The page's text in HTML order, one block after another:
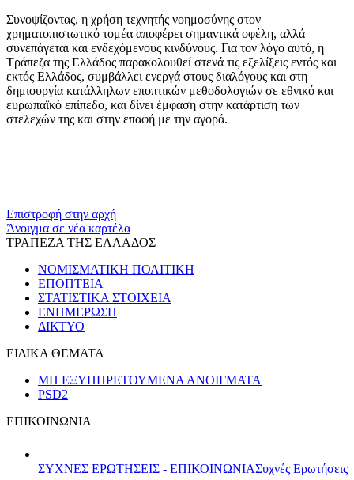
Συνοψίζοντας, η χρήση τεχνητής νοημοσύνης στον
χρηματοπιστωτικό τομέα αποφέρει σημαντικά οφέλη, αλλά
συνεπάγεται και ενδεχόμενους κινδύνους. Για τον λόγο αυτό, η
Τράπεζα της Ελλάδος παρακολουθεί στενά τις εξελίξεις εντός και
εκτός Ελλάδος, συμβάλλει ενεργά στους διαλόγους και στη
δημιουργία κατάλληλων εποπτικών μεθοδολογιών σε εθνικό και
ευρωπαϊκό επίπεδο, και δίνει έμφαση στην κατάρτιση των
στελεχών της και στην επαφή με την αγορά.
Επιστροφή στην αρχή
Άνοιγμα σε νέα καρτέλα
ΤΡΑΠΕΖΑ ΤΗΣ ΕΛΛΑΔΟΣ
ΝΟΜΙΣΜΑΤΙΚΗ ΠΟΛΙΤΙΚΗ
ΕΠΟΠΤΕΙΑ
ΣΤΑΤΙΣΤΙΚΑ ΣΤΟΙΧΕΙΑ
ΕΝΗΜΕΡΩΣΗ
ΔΙΚΤΥΟ
ΕΙΔΙΚΑ ΘΕΜΑΤΑ
ΜΗ ΕΞΥΠΗΡΕΤΟΥΜΕΝΑ ΑΝΟΙΓΜΑΤΑ
PSD2
ΕΠΙΚΟΙΝΩΝΙΑ
ΣΥΧΝΕΣ ΕΡΩΤΗΣΕΙΣ - ΕΠΙΚΟΙΝΩΝΙΑΣυχνές Ερωτήσεις